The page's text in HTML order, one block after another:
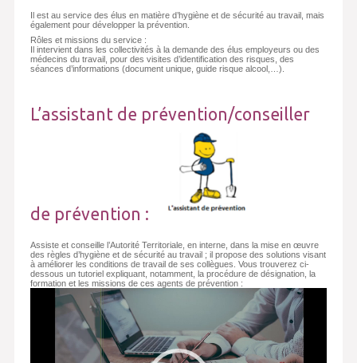
Il est au service des élus en matière d’hygiène et de sécurité au travail, mais
également pour développer la prévention.
Rôles et missions du service :
Il intervient dans les collectivités à la demande des élus employeurs ou des
médecins du travail, pour des visites d’identification des risques, des
séances d’informations (document unique, guide risque alcool,…).
L’assistant de prévention/conseiller
de prévention :
Assiste et conseille l’Autorité Territoriale, en interne, dans la mise en œuvre
des règles d’hygiène et de sécurité au travail ; il propose des solutions visant
à améliorer les conditions de travail de ses collègues. Vous trouverez ci-
dessous un tutoriel expliquant, notamment, la procédure de désignation, la
formation et les missions de ces agents de prévention :